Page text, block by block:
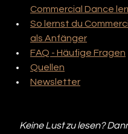
Commercial Dance
So lernst du
als Anfänger
FAQ - Häufige Fragen
Quellen
Newsletter
Keine Lust zu lesen?